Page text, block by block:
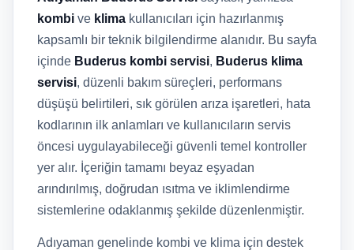
kombi ve klima kullanıcıları için hazırlanmış
kapsamlı bir teknik bilgilendirme alanıdır. Bu sayfa
içinde Buderus kombi servisi, Buderus klima
servisi, düzenli bakım süreçleri, performans
düşüşü belirtileri, sık görülen arıza işaretleri, hata
kodlarının ilk anlamları ve kullanıcıların servis
öncesi uygulayabileceği güvenli temel kontroller
yer alır. İçeriğin tamamı beyaz eşyadan
arındırılmış, doğrudan ısıtma ve iklimlendirme
sistemlerine odaklanmış şekilde düzenlenmiştir.
Adıyaman genelinde kombi ve klima için destek